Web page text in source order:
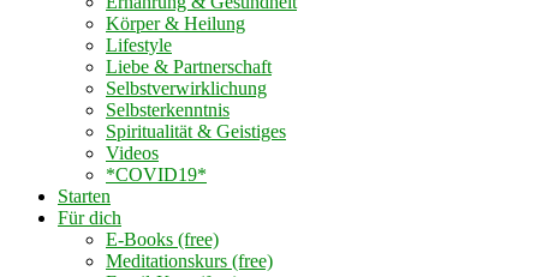
Körper & Heilung
Lifestyle
Liebe & Partnerschaft
Selbstverwirklichung
Selbsterkenntnis
Spiritualität & Geistiges
Videos
*COVID19*
Starten
Für dich
E-Books (free)
Meditationskurs (free)